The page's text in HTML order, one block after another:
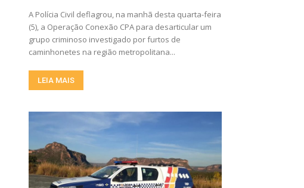
A Polícia Civil deflagrou, na manhã desta quarta-feira
(5), a Operação Conexão CPA para desarticular um
grupo criminoso investigado por furtos de
caminhonetes na região metropolitana...
LEIA MAIS